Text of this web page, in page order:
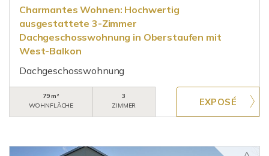
Charmantes Wohnen: Hochwertig
ausgestattete 3-Zimmer
Dachgeschosswohnung in Oberstaufen mit
West-Balkon
Dachgeschosswohnung
79 m²
WOHNFLÄCHE
3
ZIMMER